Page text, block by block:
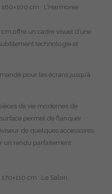
cm : L’Harmonie
offre un cadre visuel d’une
technologie et
pour les écrans jusqu’à
de vie modernes de
permet de flanquer
de quelques accessoires
un rendu parfaitement
cm : Le Salon